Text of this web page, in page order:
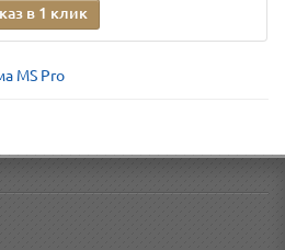
в 1 клик
MS Pro